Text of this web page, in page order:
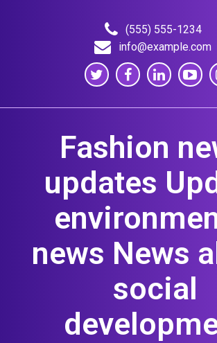
(555) 555-1234
info@example.com
Fashion
updates
news News
social